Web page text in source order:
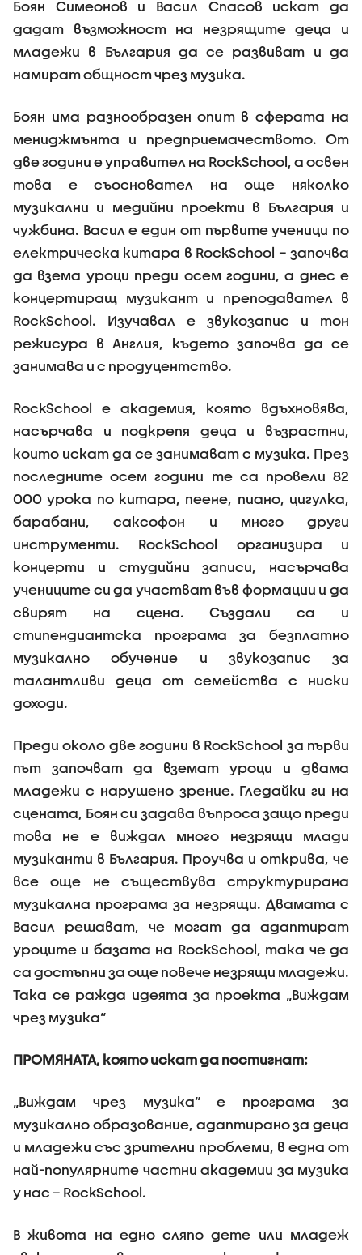
Боян Симеонов и Васил Спасов искат да
дадат възможност на незрящите деца и
младежи в България да се развиват и да
намират общност чрез музика.
Боян има разнообразен опит в сферата на
мениджмънта и предприемачеството. От
две години е управител на RockSchool, а освен
това е съосновател на още няколко
музикални и медийни проекти в България и
чужбина. Васил е един от първите ученици по
електрическа китара в RockSchool – започва
да взема уроци преди осем години, а днес е
концертиращ музикант и преподавател в
RockSchool. Изучавал е звукозапис и тон
режисура в Англия, където започва да се
занимава и с продуцентство.
RockSchool е академия, която вдъхновява,
насърчава и подкрепя деца и възрастни,
които искат да се занимават с музика. През
последните осем години те са провели 82
000 урока по китара, пеене, пиано, цигулка,
барабани, саксофон и много други
инструменти. RockSchool организира и
концерти и студийни записи, насърчава
учениците си да участват във формации и да
свирят на сцена. Създали са и
стипендиантска програма за безплатно
музикално обучение и звукозапис за
талантливи деца от семейства с ниски
доходи.
Преди около две години в RockSchool за първи
път започват да вземат уроци и двама
младежи с нарушено зрение. Гледайки ги на
сцената, Боян си задава въпроса защо преди
това не е виждал много незрящи млади
музиканти в България. Проучва и открива, че
все още не съществува структурирана
музикална програма за незрящи. Двамата с
Васил решават, че могат да адаптират
уроците и базата на RockSchool, така че да
са достъпни за още повече незрящи младежи.
Така се ражда идеята за проекта „Виждам
чрез музика“
ПРОМЯНАТА, която искат да постигнат:
„Виждам чрез музика“ е програма за
музикално образование, адаптирано за деца
и младежи със зрителни проблеми, в една от
най-популярните частни академии за музика
у нас – RockSchool.
В живота на едно сляпо дете или младеж